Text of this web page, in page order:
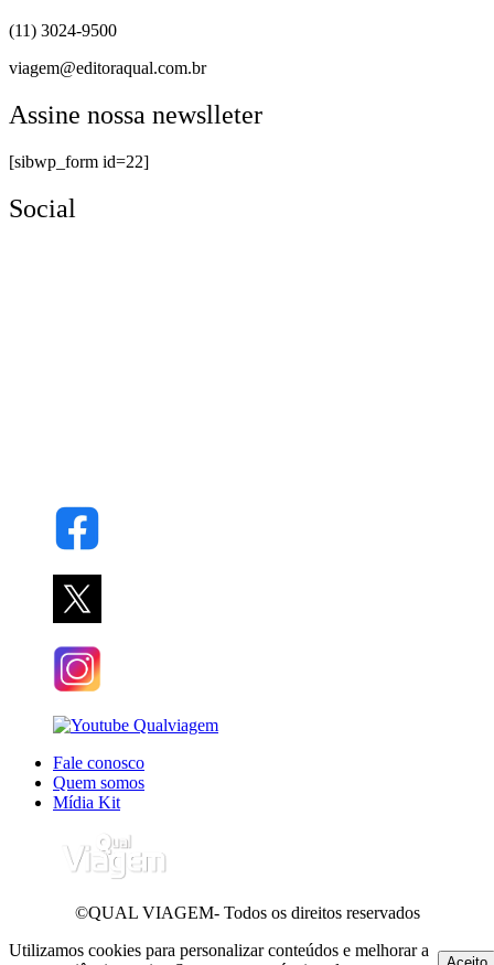
(11) 3024-9500
viagem@editoraqual.com.br
Assine nossa newslleter
[sibwp_form id=22]
Social
Fale conosco
Quem somos
Mídia Kit
©QUAL VIAGEM- Todos os direitos reservados
Utilizamos cookies para personalizar conteúdos e melhorar a